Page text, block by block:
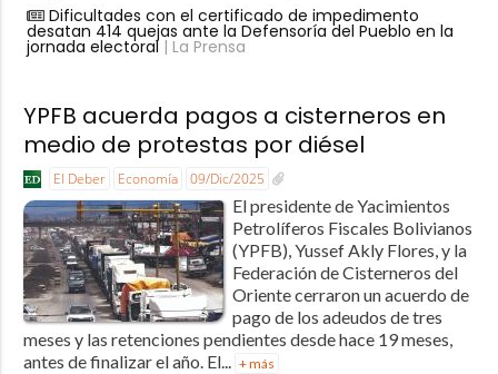
Dificultades con el certificado de impedimento
desatan 414 quejas ante la Defensoría del Pueblo en la
jornada electoral| La Prensa
YPFB acuerda pagos a cisterneros en
medio de protestas por diésel
El Deber Economía 09/Dic/2025
El presidente de Yacimientos
Petrolíferos Fiscales Bolivianos
(YPFB), Yussef Akly Flores, y la
Federación de Cisterneros del
Oriente cerraron un acuerdo de
pago de los adeudos de tres
meses y las retenciones pendientes desde hace 19 meses,
antes de finalizar el año. El... + más